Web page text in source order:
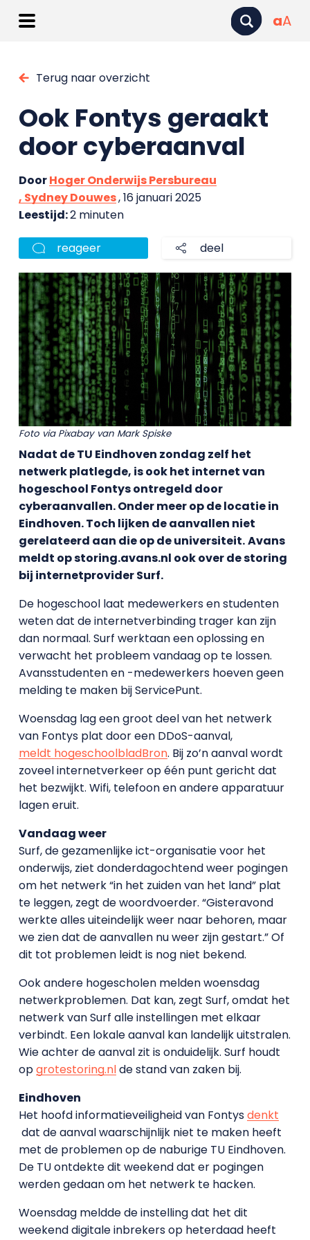
aA
Terug naar overzicht
Ook Fontys geraakt
door cyberaanval
DoorHoger Onderwijs Persbureau
, Sydney Douwes, 16 januari 2025
Leestijd:2 minuten
reageer deel
Foto via Pixabay van Mark Spiske
Nadat de TU Eindhoven zondag zelf het
netwerk platlegde, is ook het internet van
hogeschool Fontys ontregeld door
cyberaanvallen. Onder meer op de locatie in
Eindhoven. Toch lijken de aanvallen niet
gerelateerd aan die op de universiteit.Avans
meldt op storing.avans.nl ook over de storing
bij internetprovider Surf.
De hogeschool laat medewerkers en studenten
weten dat de internetverbinding trager kan zijn
dan normaal. Surf werktaan een oplossing en
verwacht het probleem vandaag op te lossen.
Avansstudenten en -medewerkers hoeven geen
melding te maken bij ServicePunt.
Woensdag lag een groot deel van het netwerk
van Fontys plat door een DDoS-aanval,
meldt hogeschoolbladBron. Bij zo’n aanval wordt
zoveel internetverkeer op één punt gericht dat
het bezwijkt. Wifi, telefoon en andere apparatuur
lagen eruit.
Vandaag weer
Surf, de gezamenlijke ict-organisatie voor het
onderwijs, ziet donderdagochtend weer pogingen
om het netwerk “in het zuiden van het land” plat
te leggen, zegt de woordvoerder. “Gisteravond
werkte alles uiteindelijk weer naar behoren, maar
we zien dat de aanvallen nu weer zijn gestart.” Of
dit tot problemen leidt is nog niet bekend.
Ook andere hogescholen melden woensdag
netwerkproblemen. Dat kan, zegt Surf, omdat het
netwerk van Surf alle instellingen met elkaar
verbindt. Een lokale aanval kan landelijk uitstralen.
Wie achter de aanval zit is onduidelijk. Surf houdt
opgrotestoring.nlde stand van zaken bij.
Eindhoven
Het hoofd informatieveiligheid van Fontysdenkt
dat de aanval waarschijnlijk niet te maken heeft
met de problemen op de naburige TU Eindhoven.
De TU ontdekte dit weekend dat er pogingen
werden gedaan om het netwerk te hacken.
Woensdag meldde de instelling dat het dit
weekend digitale inbrekers op heterdaad heeft